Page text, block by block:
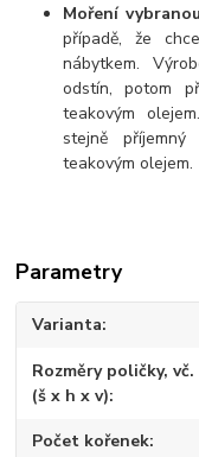
Moření
případě, že
nábytkem.
odstín, potom
teakovým
stejně
teakovým olejem.
Parametry
Varianta
Rozměry poličky,
(š x h x v)
Počet kořenek